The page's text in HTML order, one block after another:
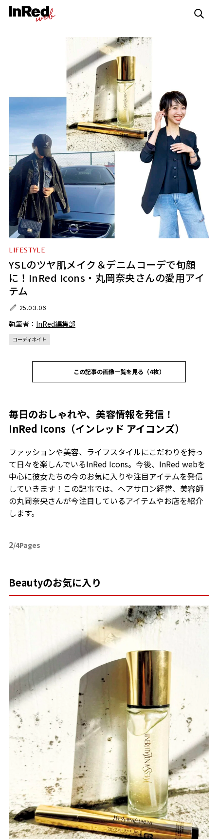
LIFESTYLE
YSLのツヤ肌メイク＆デニムコーデで旬顔
に！InRed Icons・丸岡奈央さんの愛用アイ
テム
25.03.06
執筆者： InRed編集部
コーディネイト
この記事の画像一覧を見る（4枚）
毎日のおしゃれや、美容情報を発信！
InRed Icons（インレッド アイコンズ）
ファッションや美容、ライフスタイルにこだわりを持っ
て日々を楽しんでいるInRed Icons。今後、InRed webを
中心に彼女たちの今のお気に入りや注目アイテムを発信
していきます！この記事では、ヘアサロン経営、美容師
の丸岡奈央さんが今注目しているアイテムやお店を紹介
します。
2/4Pages
Beautyのお気に入り